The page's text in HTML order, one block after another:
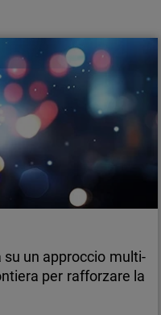
Attack? Scopri come
proteggere la tua rete
un approccio multi-
per rafforzare la